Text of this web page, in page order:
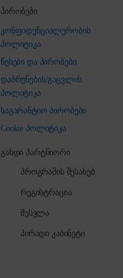
პირობები
კონფიდენციალურობის
პოლიტიკა
წესები და პირობები
დაბრუნების/გაცვლის
პოლიტიკა
საგარანტიო პირობები
Cookie პოლიტიკა
გახდი პარტნიორი
პროგრამის შესახებ
რეგისტრაცია
შესვლა
პირადი კაბინეტი